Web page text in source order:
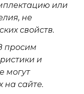
или
не
свойств.
просим
и
могут
на сайте.